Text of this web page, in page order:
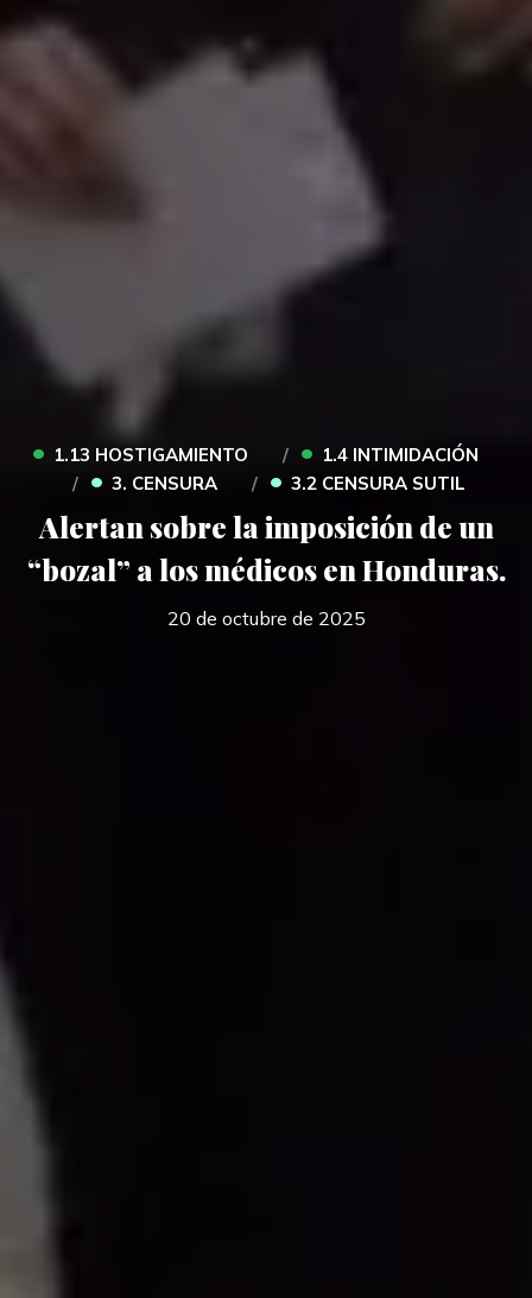
• 1.13 HOSTIGAMIENTO • 1.4 INTIMIDACIÓN
• 3. CENSURA • 3.2 CENSURA SUTIL
Alertan sobre la imposición de un
“bozal” a los médicos en Honduras.
20 de octubre de 2025